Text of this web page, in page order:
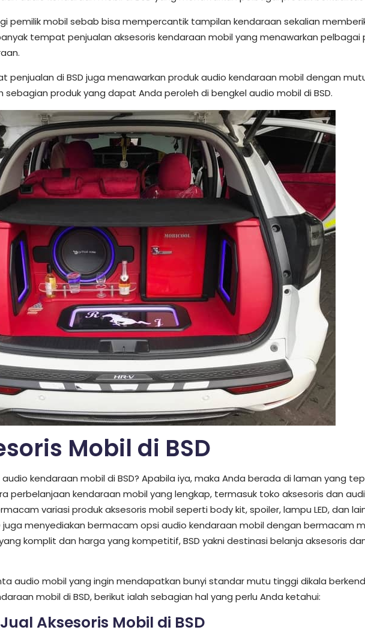
pemilik mobil sebab bisa mempercantik tampilan kendaraan sekalian
tempat penjualan aksesoris kendaraan mobil yang menawarkan pelbagai
penjualan di BSD juga menawarkan produk audio kendaraan mobil dengan
sebagian produk yang dapat Anda peroleh di bengkel audio mobil di BSD.
Mobil di BSD
kendaraan mobil di BSD? Apabila iya, maka Anda berada di laman yang
perbelanjaan kendaraan mobil yang lengkap, termasuk toko aksesoris dan
variasi produk aksesoris mobil seperti body kit, spoiler, lampu LED, dan
juga menyediakan bermacam opsi audio kendaraan mobil dengan bermacam
komplit dan harga yang kompetitif, BSD yakni destinasi belanja aksesoris
audio mobil yang ingin mendapatkan bunyi standar mutu tinggi dikala
mobil di BSD, berikut ialah sebagian hal yang perlu Anda ketahui:
Aksesoris Mobil di BSD